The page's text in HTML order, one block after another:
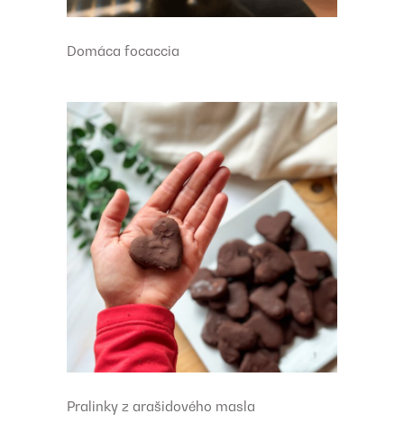
Domáca focaccia
Pralinky z arašidového masla